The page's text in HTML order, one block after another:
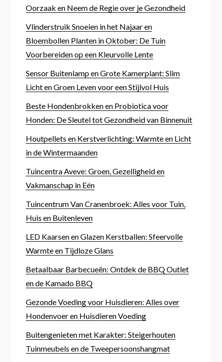
Oorzaak en Neem de Regie over je Gezondheid
Vlinderstruik Snoeien in het Najaar en
Bloembollen Planten in Oktober: De Tuin
Voorbereiden op een Kleurvolle Lente
Sensor Buitenlamp en Grote Kamerplant: Slim
Licht en Groen Leven voor een Stijlvol Huis
Beste Hondenbrokken en Probiotica voor
Honden: De Sleutel tot Gezondheid van Binnenuit
Houtpellets en Kerstverlichting: Warmte en Licht
in de Wintermaanden
Tuincentra Aveve: Groen, Gezelligheid en
Vakmanschap in Eén
Tuincentrum Van Cranenbroek: Alles voor Tuin,
Huis en Buitenleven
LED Kaarsen en Glazen Kerstballen: Sfeervolle
Warmte en Tijdloze Glans
Betaalbaar Barbecueën: Ontdek de BBQ Outlet
en de Kamado BBQ
Gezonde Voeding voor Huisdieren: Alles over
Hondenvoer en Huisdieren Voeding
Buitengenieten met Karakter: Steigerhouten
Tuinmeubels en de Tweepersoonshangmat